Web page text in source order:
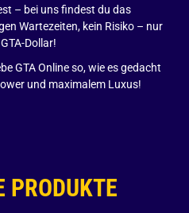
– bei uns findest du das
Wartezeiten, kein Risiko – nur
Dollar!
GTA Online so, wie es gedacht
und maximalem Luxus!
PRODUKTE